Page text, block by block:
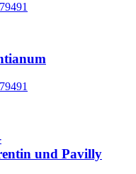
und Pavilly